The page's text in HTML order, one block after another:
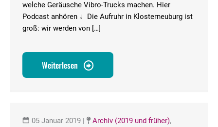
welche Geräusche Vibro-Trucks machen. Hier
Podcast anhören ↓ Die Aufruhr in Klosterneuburg ist
groß: wir werden von […]
Weiterlesen
05 Januar 2019 | Archiv (2019 und früher),